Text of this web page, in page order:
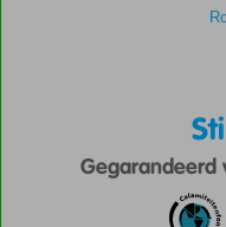
Gegarandeerd